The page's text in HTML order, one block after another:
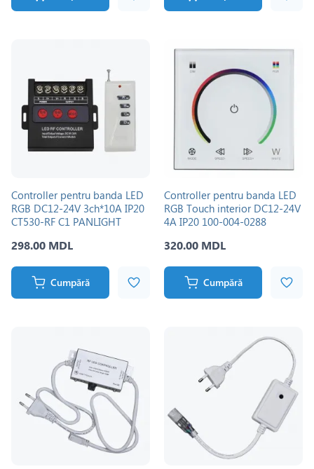
Controller pentru banda LED
RGB DC12-24V 3ch*10А IP20
CT530-RF C1 PANLIGHT
298.00 MDL
Cumpără
Controller pentru banda LED
RGB Touch interior DC12-24V
4A IP20 100-004-0288
320.00 MDL
Cumpără